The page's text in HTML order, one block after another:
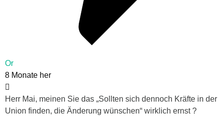
Or
8 Monate her
Herr Mai, meinen Sie das „Sollten sich dennoch Kräfte in der
Union finden, die Änderung wünschen“ wirklich ernst ?